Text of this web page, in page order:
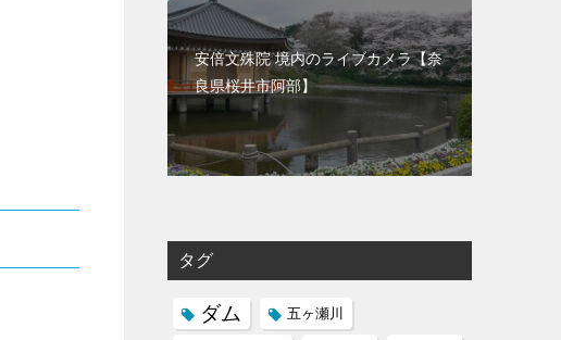
安倍文殊院 境内のライブカメラ【奈
良県桜井市阿部】
タグ
ダム 五ヶ瀬川